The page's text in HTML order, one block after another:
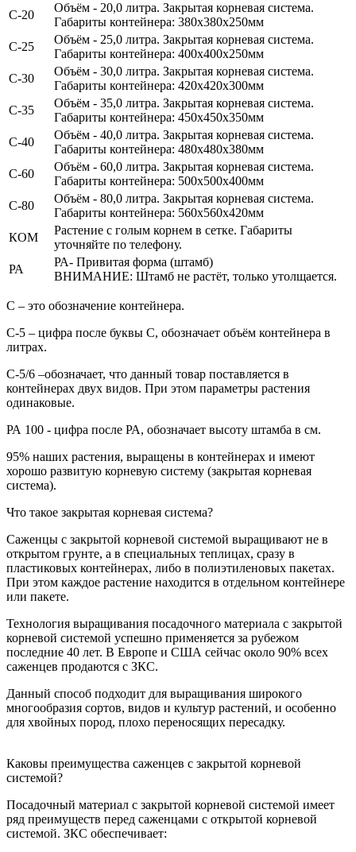
С-20
Объём - 20,0 литра. Закрытая корневая система.
Габариты контейнера: 380х380х250мм
С-25
Объём - 25,0 литра. Закрытая корневая система.
Габариты контейнера: 400х400х250мм
С-30
Объём - 30,0 литра. Закрытая корневая система.
Габариты контейнера: 420х420х300мм
С-35
Объём - 35,0 литра. Закрытая корневая система.
Габариты контейнера: 450х450х350мм
С-40
Объём - 40,0 литра. Закрытая корневая система.
Габариты контейнера: 480х480х380мм
С-60
Объём - 60,0 литра. Закрытая корневая система.
Габариты контейнера: 500х500х400мм
С-80
Объём - 80,0 литра. Закрытая корневая система.
Габариты контейнера: 560х560х420мм
КОМ
Растение с голым корнем в сетке. Габариты
уточняйте по телефону.
РА
РА- Привитая форма (штамб)
ВНИМАНИЕ: Штамб не растёт, только утолщается.
С – это обозначение контейнера.
С-5 – цифра после буквы С, обозначает объём контейнера в
литрах.
С-5/6 –обозначает, что данный товар поставляется в
контейнерах двух видов. При этом параметры растения
одинаковые.
РА 100 - цифра после РА, обозначает высоту штамба в см.
95% наших растения, выращены в контейнерах и имеют
хорошо развитую корневую систему (закрытая корневая
система).
Что такое закрытая корневая система?
Саженцы с закрытой корневой системой выращивают не в
открытом грунте, а в специальных теплицах, сразу в
пластиковых контейнерах, либо в полиэтиленовых пакетах.
При этом каждое растение находится в отдельном контейнере
или пакете.
Технология выращивания посадочного материала с закрытой
корневой системой успешно применяется за рубежом
последние 40 лет. В Европе и США сейчас около 90% всех
саженцев продаются с ЗКС.
Данный способ подходит для выращивания широкого
многообразия сортов, видов и культур растений, и особенно
для хвойных пород, плохо переносящих пересадку.
Каковы преимущества саженцев с закрытой корневой
системой?
Посадочный материал с закрытой корневой системой имеет
ряд преимуществ перед саженцами с открытой корневой
системой. ЗКС обеспечивает: